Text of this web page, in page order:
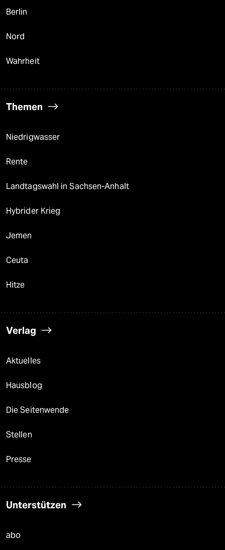
Berlin
Nord
Wahrheit
Themen
Niedrigwasser
Rente
Landtagswahl in Sachsen-Anhalt
Hybrider Krieg
Jemen
Ceuta
Hitze
Verlag
Aktuelles
Hausblog
Die Seitenwende
Stellen
Presse
Unterstützen
abo